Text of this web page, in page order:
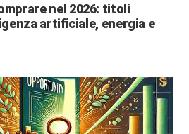
nel 2026: titoli
artificiale, energia e